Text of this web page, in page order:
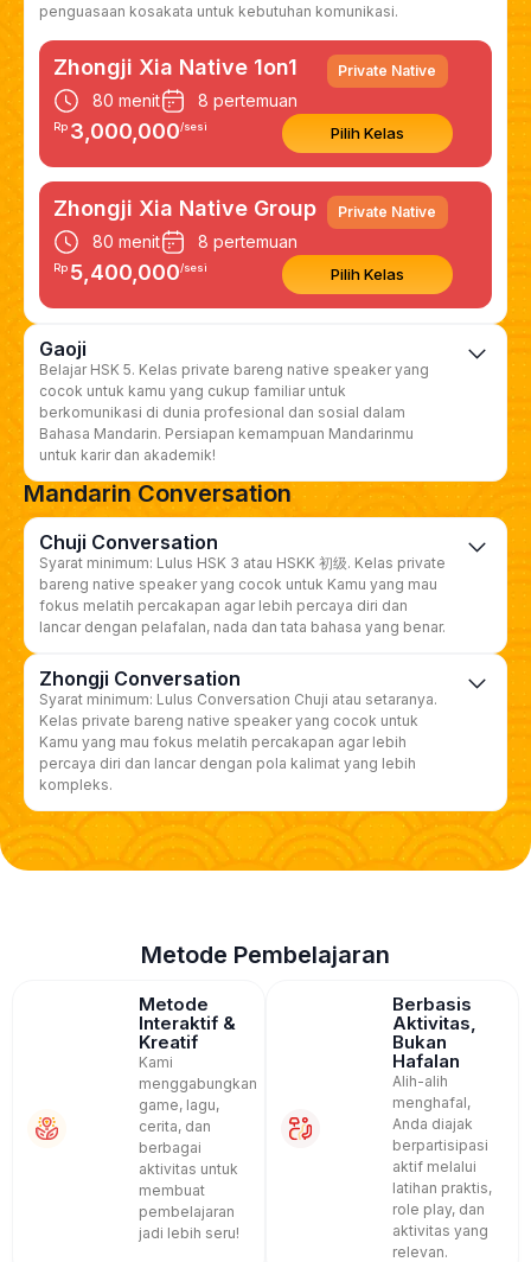
penguasaan kosakata untuk kebutuhan komunikasi.
Zhongji Xia Native 1on1 Private Native
80 menit 8 pertemuan
Rp 3,000,000/sesi Pilih Kelas
Zhongji Xia Native Group Private Native
80 menit 8 pertemuan
Rp 5,400,000/sesi Pilih Kelas
Gaoji
Belajar HSK 5. Kelas private bareng native speaker yang
cocok untuk kamu yang cukup familiar untuk
berkomunikasi di dunia profesional dan sosial dalam
Bahasa Mandarin. Persiapan kemampuan Mandarinmu
untuk karir dan akademik!
Mandarin Conversation
Chuji Conversation
Syarat minimum: Lulus HSK 3 atau HSKK 初级. Kelas private
bareng native speaker yang cocok untuk Kamu yang mau
fokus melatih percakapan agar lebih percaya diri dan
lancar dengan pelafalan, nada dan tata bahasa yang benar.
Zhongji Conversation
Syarat minimum: Lulus Conversation Chuji atau setaranya.
Kelas private bareng native speaker yang cocok untuk
Kamu yang mau fokus melatih percakapan agar lebih
percaya diri dan lancar dengan pola kalimat yang lebih
kompleks.
Metode Pembelajaran
Metode
Interaktif &
Kreatif
Kami
menggabungkan
game, lagu,
cerita, dan
berbagai
aktivitas untuk
membuat
pembelajaran
jadi lebih seru!
Berbasis
Aktivitas,
Bukan
Hafalan
Alih-alih
menghafal,
Anda diajak
berpartisipasi
aktif melalui
latihan praktis,
role play, dan
aktivitas yang
relevan.